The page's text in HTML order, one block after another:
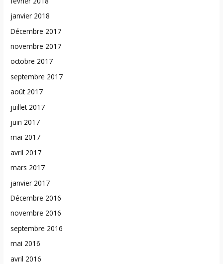
janvier 2018
Décembre 2017
novembre 2017
octobre 2017
septembre 2017
août 2017
juillet 2017
juin 2017
mai 2017
avril 2017
mars 2017
janvier 2017
Décembre 2016
novembre 2016
septembre 2016
mai 2016
avril 2016